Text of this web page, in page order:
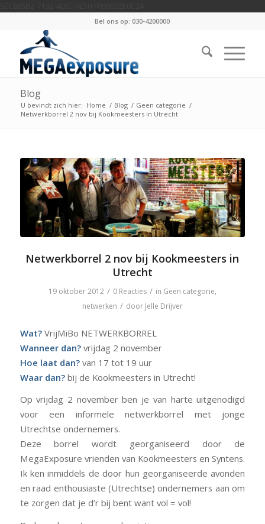
Bel ons op: 030-4200000
Blog
U bevindt zich hier: Home / Blog / Geen categorie /
Netwerkborrel 2 nov bij Kookmeesters in Utrecht
Netwerkborrel 2 nov bij Kookmeesters in
Utrecht
19 oktober 2012 / 0 Reacties / in Geen categorie,
netwerken / door Jelle Drijver
Wat?VrijMiBo NETWERKBORREL
Wanneer dan?vrijdag 2 november
Hoe laat dan?van 17 tot 19 uur
Waar dan?bij de Kookmeesters in Utrecht!
Op vrijdag 2 november ben je van harte uitgenodigd
voor een informele netwerkborrel met jonge
Utrechtse ondernemers.
Deze borrel wordt georganiseerd door de
MegaExposure vrienden van Kookmeesters en Syntens.
Ik ken inmiddels de door hun georganiseerde avonden
en raad enthousiaste (Utrechtse) ondernemers aan om
te zorgen dat je d’r bij bent want vol = vol!